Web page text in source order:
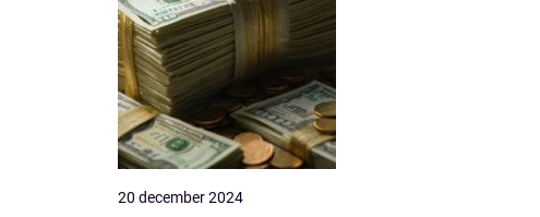
20 december 2024